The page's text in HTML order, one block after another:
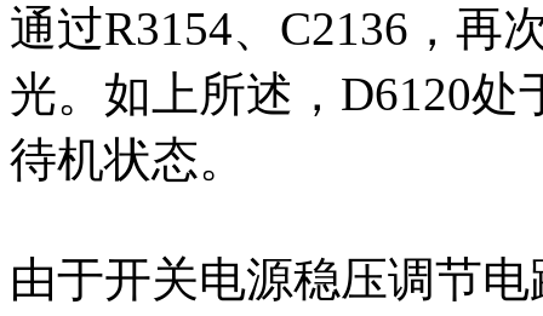
通过R3154、C2136，再
光。如上所述，D6120
待机状态。
由于开关电源稳压调节